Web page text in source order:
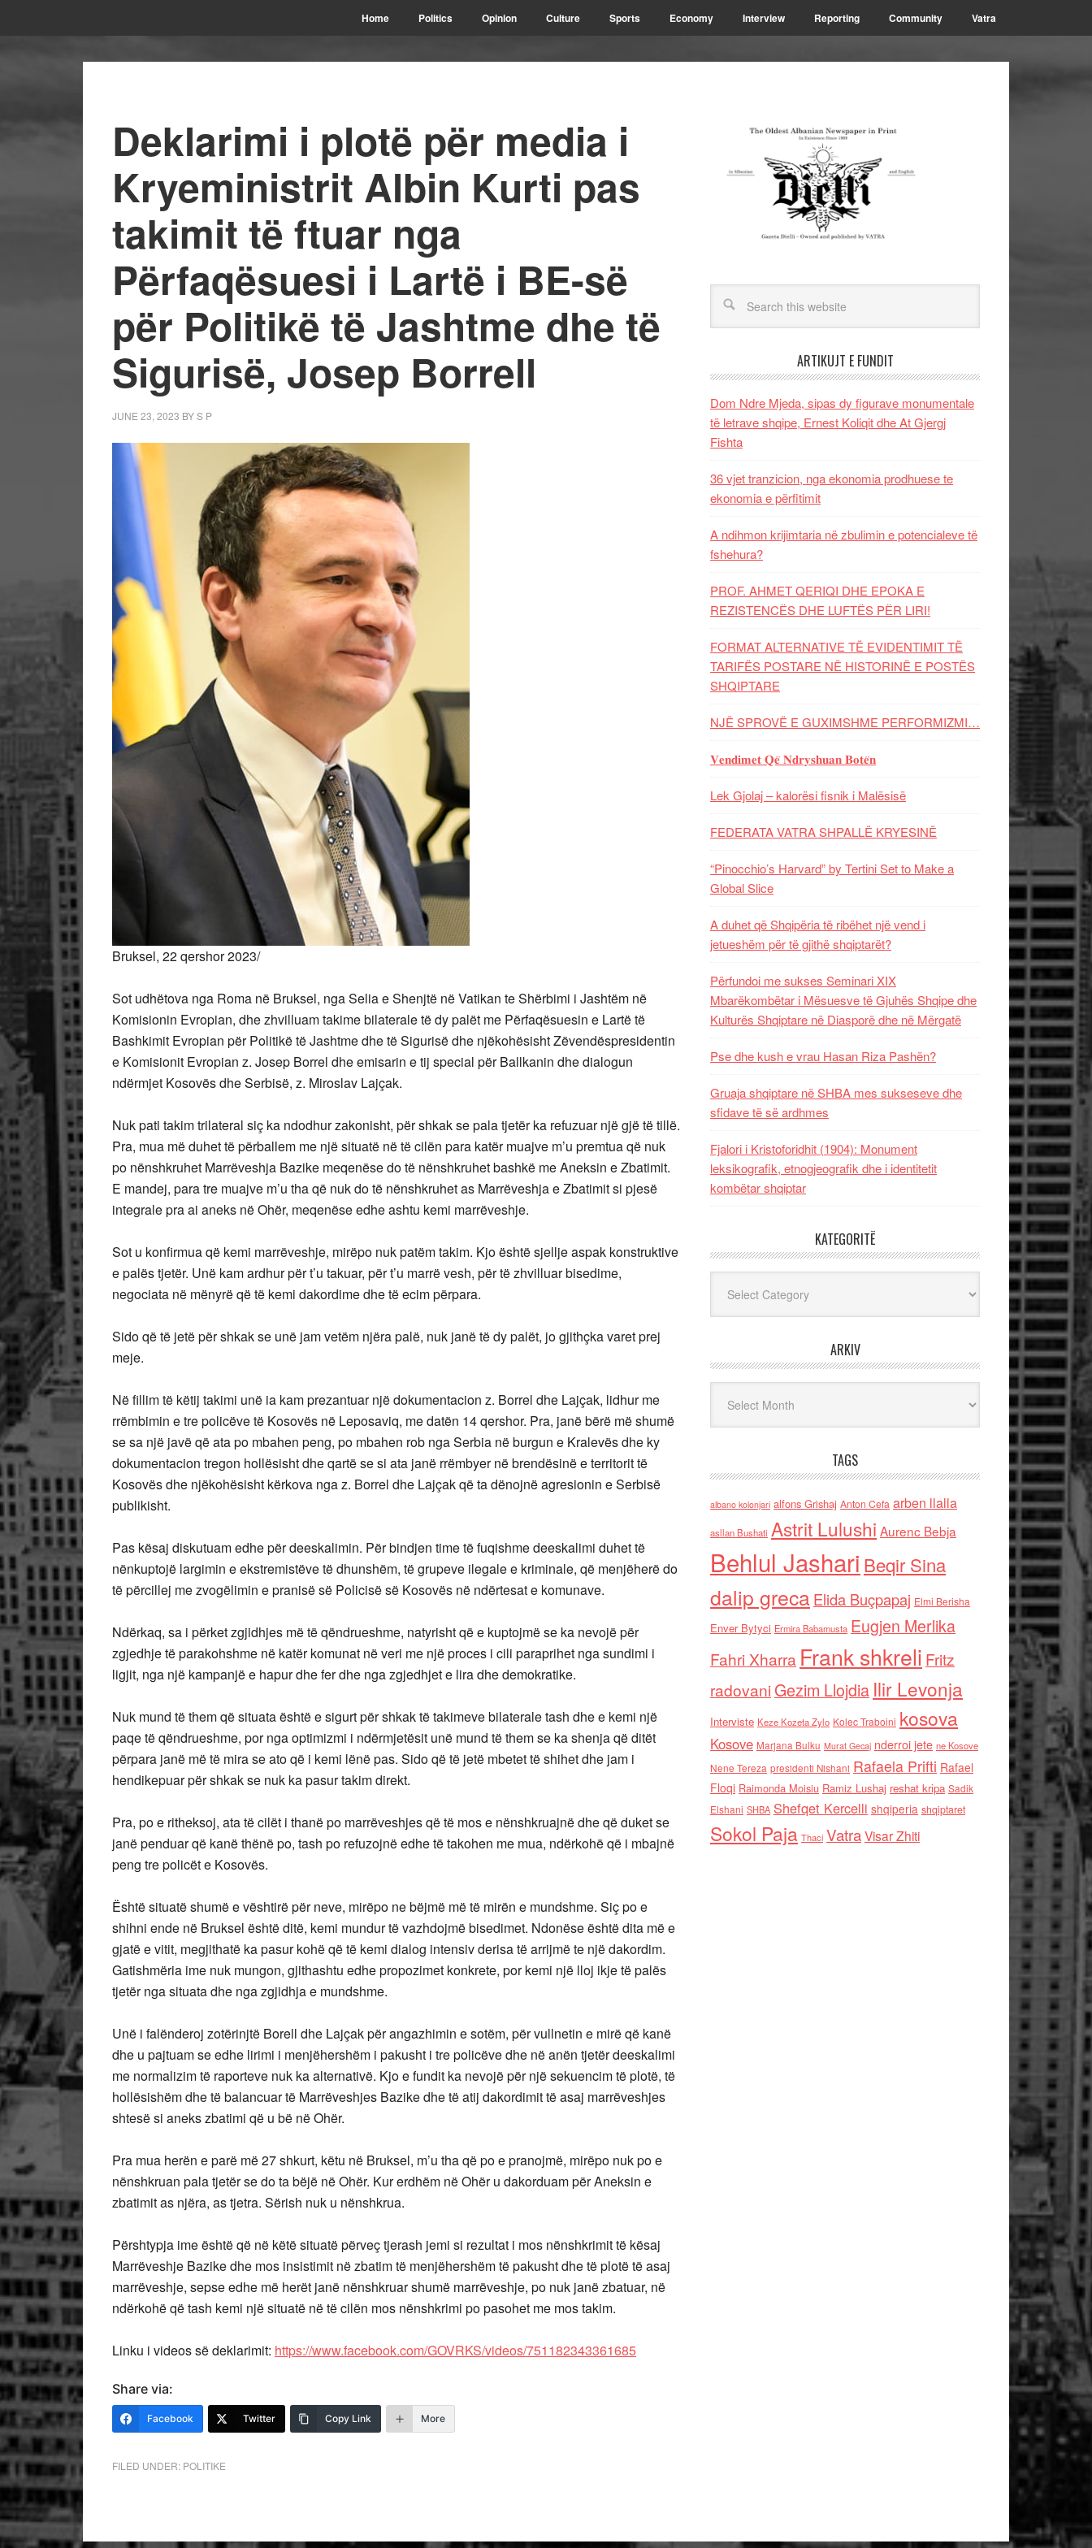
Home Politics Opinion Culture Sports Economy Interview Reporting Community Vatra
Deklarimi i plotë për media i
Kryeministrit Albin Kurti pas
takimit të ftuar nga
Përfaqësuesi i Lartë i BE-së
për Politikë të Jashtme dhe të
Sigurisë, Josep Borrell
JUNE 23, 2023 BYS P
Bruksel, 22 qershor 2023/
Sot udhëtova nga Roma në Bruksel, nga Selia e Shenjtë në Vatikan te Shërbimi i Jashtëm në
Komisionin Evropian, dhe zhvilluam takime bilaterale të dy palët me Përfaqësuesin e Lartë të
Bashkimit Evropian për Politikë të Jashtme dhe të Sigurisë dhe njëkohësisht Zëvendëspresidentin
e Komisionit Evropian z. Josep Borrel dhe emisarin e tij special për Ballkanin dhe dialogun
ndërmjet Kosovës dhe Serbisë, z. Miroslav Lajçak.
Nuk pati takim trilateral siç ka ndodhur zakonisht, për shkak se pala tjetër ka refuzuar një gjë të tillë.
Pra, mua më duhet të përballem me një situatë në të cilën para katër muajve m’u premtua që nuk
po nënshkruhet Marrëveshja Bazike meqenëse do të nënshkruhet bashkë me Aneksin e Zbatimit.
E mandej, para tre muajve m’u tha që nuk do të nënshkruhet as Marrëveshja e Zbatimit si pjesë
integrale pra ai aneks në Ohër, meqenëse edhe ashtu kemi marrëveshje.
Sot u konfirmua që kemi marrëveshje, mirëpo nuk patëm takim. Kjo është sjellje aspak konstruktive
e palës tjetër. Unë kam ardhur për t’u takuar, për t’u marrë vesh, për të zhvilluar bisedime,
negociata në mënyrë që të kemi dakordime dhe të ecim përpara.
Sido që të jetë për shkak se unë jam vetëm njëra palë, nuk janë të dy palët, jo gjithçka varet prej
meje.
Në fillim të këtij takimi unë ia kam prezantuar një dokumentacion z. Borrel dhe Lajçak, lidhur me
rrëmbimin e tre policëve të Kosovës në Leposaviq, me datën 14 qershor. Pra, janë bërë më shumë
se sa një javë që ata po mbahen peng, po mbahen rob nga Serbia në burgun e Kralevës dhe ky
dokumentacion tregon hollësisht dhe qartë se si ata janë rrëmbyer në brendësinë e territorit të
Kosovës dhe njëkohësisht kërkova nga z. Borrel dhe Lajçak që ta dënojnë agresionin e Serbisë
publikisht.
Pas kësaj diskutuam edhe për deeskalimin. Për bindjen time të fuqishme deeskalimi duhet të
nënkuptojë largimin e ekstremistëve të dhunshëm, të grupeve ilegale e kriminale, që menjëherë do
të përcillej me zvogëlimin e pranisë së Policisë së Kosovës në ndërtesat e komunave.
Ndërkaq, sa i përket zgjidhjes më të qëndrueshme, natyrisht që e kuptojmë se ka nevojë për
zgjedhje të parakohshme në katër komunat në veri me një proces i cili paraprihet nga sundimi i
ligjit, nga një kampanjë e hapur dhe fer dhe nga zgjedhjet e lira dhe demokratike.
Nuk mund të them që situata është e sigurt për shkak të takimeve bilaterale tash dhe e kemi një
paqe të qëndrueshme, por nga optimizmi i ndërmjetësit unë mund të them se ka shenja që ditët
përpara janë më të mira se ato që i kemi lënë pas. Sido që të jetë mbetet të shihet dhe jam i
hendikepuar për shkak se nuk ka pasur takim direkt.
Pra, po e ritheksoj, ata të cilët i thanë po marrëveshjes që të mos e nënshkruajnë dhe që duket se
janë penduar që kanë thënë po, tash po refuzojnë edhe të takohen me mua, ndërkohë që i mbajnë
peng tre policët e Kosovës.
Është situatë shumë e vështirë për neve, mirëpo ne bëjmë më të mirën e mundshme. Siç po e
shihni ende në Bruksel është ditë, kemi mundur të vazhdojmë bisedimet. Ndonëse është dita më e
gjatë e vitit, megjithatë ka pasur kohë që të kemi dialog intensiv derisa të arrijmë te një dakordim.
Gatishmëria ime nuk mungon, gjithashtu edhe propozimet konkrete, por kemi një lloj ikje të palës
tjetër nga situata dhe nga zgjidhja e mundshme.
Unë i falënderoj zotërinjtë Borell dhe Lajçak për angazhimin e sotëm, për vullnetin e mirë që kanë
dhe u pajtuam se edhe lirimi i menjëhershëm i pakusht i tre policëve dhe në anën tjetër deeskalimi
me normalizim të raporteve nuk ka alternativë. Kjo e fundit ka nevojë për një sekuencim të plotë, të
hollësishëm dhe të balancuar të Marrëveshjes Bazike dhe të atij dakordimit të asaj marrëveshjes
shtesë si aneks zbatimi që u bë në Ohër.
Pra mua herën e parë më 27 shkurt, këtu në Bruksel, m’u tha që po e pranojmë, mirëpo nuk po e
nënshkruan pala tjetër se do ta bëjë në Ohër. Kur erdhëm në Ohër u dakorduam për Aneksin e
zbatimit as njëra, as tjetra. Sërish nuk u nënshkrua.
Përshtypja ime është që në këtë situatë përveç tjerash jemi si rezultat i mos nënshkrimit të kësaj
Marrëveshje Bazike dhe mos insistimit në zbatim të menjëhershëm të pakusht dhe të plotë të asaj
marrëveshje, sepse edhe më herët janë nënshkruar shumë marrëveshje, po nuk janë zbatuar, në
ndërkohë që tash kemi një situatë në të cilën mos nënshkrimi po pasohet me mos takim.
Linku i videos së deklarimit: https://www.facebook.com/GOVRKS/videos/751182343361685
Share via:
Facebook Twitter Copy Link More
FILED UNDER: POLITIKE
ARTIKUJT E FUNDIT
Dom Ndre Mjeda, sipas dy figurave monumentale
të letrave shqipe, Ernest Koliqit dhe At Gjergj
Fishta
36 vjet tranzicion, nga ekonomia prodhuese te
ekonomia e përfitimit
A ndihmon krijimtaria në zbulimin e potencialeve të
fshehura?
PROF. AHMET QERIQI DHE EPOKA E
REZISTENCЁS DHE LUFTЁS PЁR LIRI!
FORMAT ALTERNATIVE TË EVIDENTIMIT TË
TARIFËS POSTARE NË HISTORINË E POSTËS
SHQIPTARE
NJË SPROVË E GUXIMSHME PERFORMIZMI…
𝐕𝐞𝐧𝐝𝐢𝐦𝐞𝐭 𝐐𝐞̈ 𝐍𝐝𝐫𝐲𝐬𝐡𝐮𝐚𝐧 𝐁𝐨𝐭𝐞̈𝐧
Lek Gjolaj – kalorësi fisnik i Malësisë
FEDERATA VATRA SHPALLË KRYESINË
“Pinocchio’s Harvard” by Tertini Set to Make a
Global Slice
A duhet që Shqipëria të ribëhet një vend i
jetueshëm për të gjithë shqiptarët?
Përfundoi me sukses Seminari XIX
Mbarëkombëtar i Mësuesve të Gjuhës Shqipe dhe
Kulturës Shqiptare në Diasporë dhe në Mërgatë
Pse dhe kush e vrau Hasan Riza Pashën?
Gruaja shqiptare në SHBA mes sukseseve dhe
sfidave të së ardhmes
Fjalori i Kristoforidhit (1904): Monument
leksikografik, etnogjeografik dhe i identitetit
kombëtar shqiptar
KATEGORITË
ARKIV
TAGS
albano kolonjari alfons Grishaj Anton Cefa arben llalla
asllan Bushati Astrit Lulushi Aurenc Bebja
Behlul Jashari Beqir Sina
dalip grecaElida Buçpapaj Elmi Berisha
Enver Bytyci Ermira Babamusta Eugjen Merlika
Fahri Xharra Frank shkreli Fritz
radovaniGezim Llojdia Ilir Levonja
Interviste Keze Kozeta Zylo Kolec Traboini kosova
Kosove Marjana Bulku Murat Gecaj nderroi jete ne Kosove
Nene Tereza presidenti Nishani Rafaela Prifti Rafael
Floqi Raimonda Moisiu Ramiz Lushaj reshat kripa Sadik
Elshani SHBA Shefqet Kercelli shqiperia shqiptaret
Sokol Paja Thaci VatraVisar Zhiti